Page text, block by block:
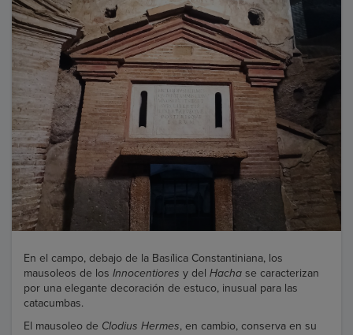
En el campo, debajo de la Basílica Constantiniana, los
mausoleos de los Innocentiores y del Hacha se caracterizan
por una elegante decoración de estuco, inusual para las
catacumbas.
El mausoleo de Clodius Hermes, en cambio, conserva en su